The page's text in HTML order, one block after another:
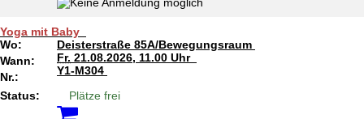
Yoga mit Baby
Wo:
Deisterstraße 85A/Bewegungsraum
Wann:
Fr. 21.08.2026, 11.00 Uhr
Nr.:
Y1-M304
Status:
Plätze frei